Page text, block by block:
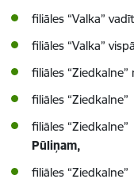
filiāles “Valka”
filiāles “Valka”
filiāles
filiāles
filiāles
Pūliņam,
filiāles